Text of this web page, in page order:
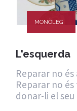
MONÒLEG
L'esquerda
Reparar no
Reparar no
donar-li el